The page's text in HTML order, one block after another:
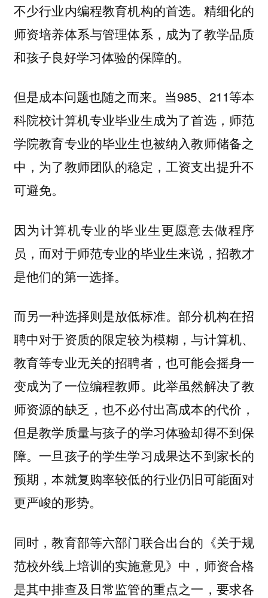
不少行业内编程教育机构的首选。精细化的
师资培养体系与管理体系，成为了教学品质
和孩子良好学习体验的保障的。
但是成本问题也随之而来。当985、211等本
科院校计算机专业毕业生成为了首选，师范
学院教育专业的毕业生也被纳入教师储备之
中，为了教师团队的稳定，工资支出提升不
可避免。
因为计算机专业的毕业生更愿意去做程序
员，而对于师范专业的毕业生来说，招教才
是他们的第一选择。
而另一种选择则是放低标准。部分机构在招
聘中对于资质的限定较为模糊，与计算机、
教育等专业无关的招聘者，也可能会摇身一
变成为了一位编程教师。此举虽然解决了教
师资源的缺乏，也不必付出高成本的代价，
但是教学质量与孩子的学习体验却得不到保
障。一旦孩子的学生学习成果达不到家长的
预期，本就复购率较低的行业仍旧可能面对
更严峻的形势。
同时，教育部等六部门联合出台的《关于规
范校外线上培训的实施意见》中，师资合格
是其中排查及日常监管的重点之一，要求各